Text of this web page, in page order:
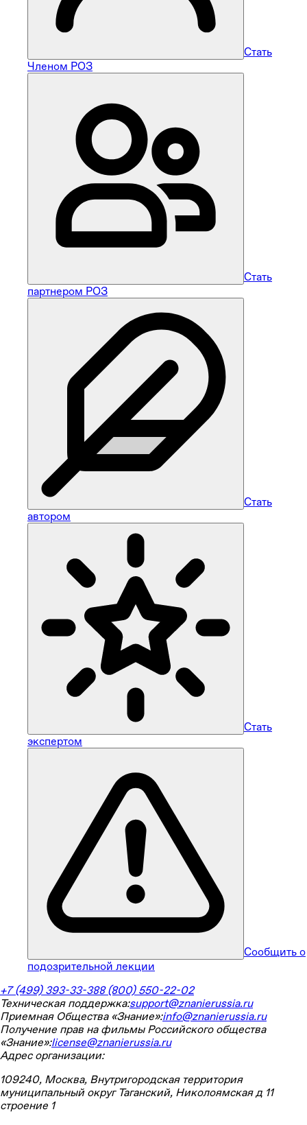
Стать
Членом РОЗ
Стать
партнером РОЗ
Стать
автором
Стать
экспертом
Сообщить о
подозрительной лекции
+7 (499) 393-33-388 (800) 550-22-02
Техническая поддержка:support@znanierussia.ru
Приемная Общества «Знание»:info@znanierussia.ru
Получение прав на фильмы Российского общества
«Знание»:license@znanierussia.ru
Адрес организации:
109240, Москва, Внутригородская территория
муниципальный округ Таганский, Николоямская д 11
строение 1